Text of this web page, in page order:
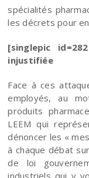
spécialités
les décrets pour
[singlepic
injustifiée
Face à ces
employés, au
produits
LEEM qui
dénoncer les «
à chaque débat
de loi
industriels qui y